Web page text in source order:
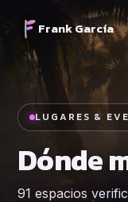
Frank García
LUGARES &
Dónde
91 espacios